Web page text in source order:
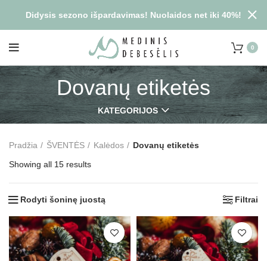
0
Dovanų etiketės
KATEGORIJOS
Pradžia ŠVENTĖS Kalėdos
Dovanų etiketės
Showing all 15 results
Rodyti šoninę juostą Filtrai
Didysis sezono išpardavimas! Nuolaidos net iki 40%!